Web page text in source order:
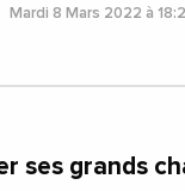
Mardi 8 Mars 2022 à
ses grands